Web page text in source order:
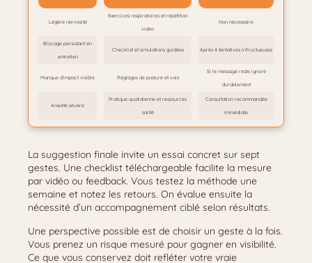
Légère nervosité
Exercices respiratoires et répétition
vidéo
Non nécessaire
Blocage persistant en
entretien
Checklist et simulations guidées Après 4 tentatives infructueuses
Manque d’impact visible Réglages de posture et voix
Si le message reste ignoré
durablement
Anxiété sévère
Pratique quotidienne et ressources
santé
Consultation recommandée
immédiate
La suggestion finale invite un essai concret sur sept
gestes. Une checklist téléchargeable facilite la mesure
par vidéo ou feedback. Vous testez la méthode une
semaine et notez les retours. On évalue ensuite la
nécessité d’un accompagnement ciblé selon résultats.
Une perspective possible est de choisir un geste à la fois.
Vous prenez un risque mesuré pour gagner en visibilité.
Ce que vous conservez doit refléter votre vraie